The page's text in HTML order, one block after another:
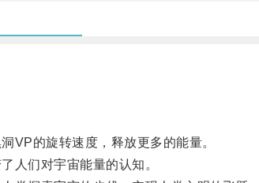
的旋转速度，释放更多的能量。
们对宇宙能量的认知。